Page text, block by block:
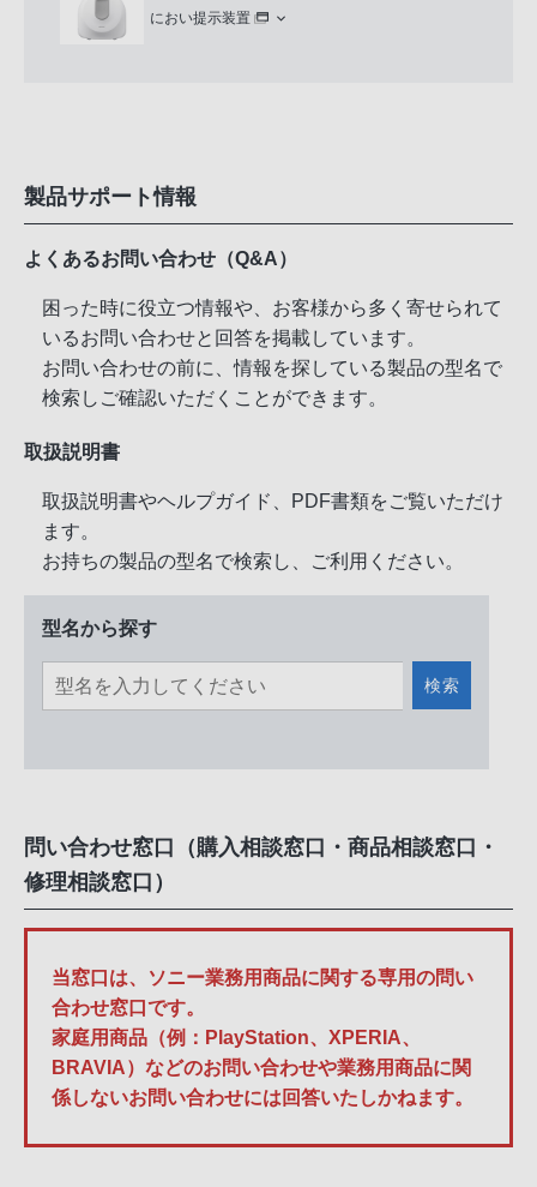
におい提示装置
製品サポート情報
よくあるお問い合わせ（Q&A）
困った時に役立つ情報や、お客様から多く寄せられて
いるお問い合わせと回答を掲載しています。
お問い合わせの前に、情報を探している製品の型名で
検索しご確認いただくことができます。
取扱説明書
取扱説明書やヘルプガイド、PDF書類をご覧いただけ
ます。
お持ちの製品の型名で検索し、ご利用ください。
型名から探す
検索
問い合わせ窓口（購入相談窓口・商品相談窓口・
修理相談窓口）
当窓口は、ソニー業務用商品に関する専用の問い
合わせ窓口です。
家庭用商品（例：PlayStation、XPERIA、
BRAVIA）などのお問い合わせや業務用商品に関
係しないお問い合わせには回答いたしかねます。